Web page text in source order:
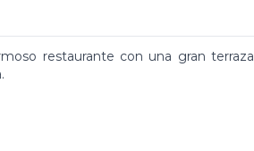
restaurante con una gran terraza